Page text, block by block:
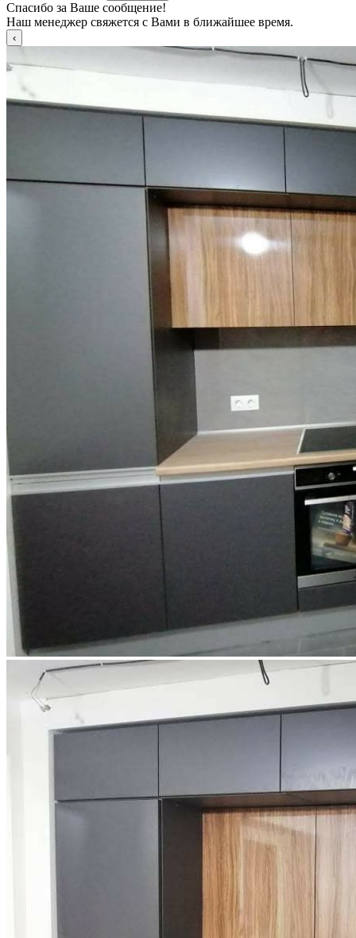
Спасибо за Ваше сообщение!
Наш менеджер свяжется с Вами в ближайшее время.